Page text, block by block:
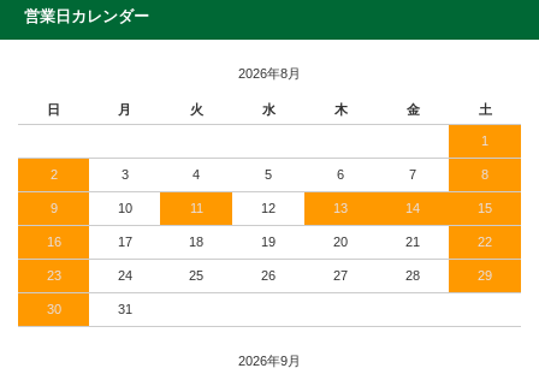
営業日カレンダー
2026年8月
日 月 火 水 木 金 土
1
2 3 4 5 6 7 8
9 10 11 12 13 14 15
16 17 18 19 20 21 22
23 24 25 26 27 28 29
30 31
2026年9月